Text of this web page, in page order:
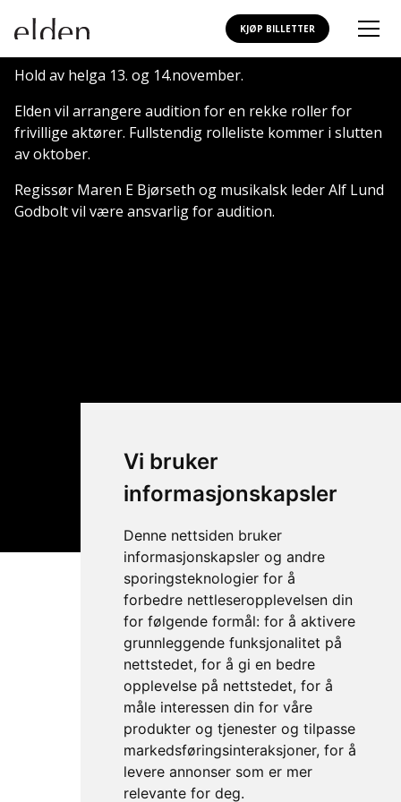
Vi bruker
informasjonskapsler
Denne nettsiden bruker
informasjonskapsler og andre
sporingsteknologier for å
forbedre nettleseropplevelsen din
for følgende formål: for å aktivere
grunnleggende funksjonalitet på
nettstedet, for å gi en bedre
opplevelse på nettstedet, for å
måle interessen din for våre
produkter og tjenester og tilpasse
markedsføringsinteraksjoner, for å
levere annonser som er mer
relevante for deg.
KJØP BILLETTER
Hold av helga 13. og 14.november.
Elden vil arrangere audition for en rekke roller for
frivillige aktører. Fullstendig rolleliste kommer i slutten
av oktober.
Regissør Maren E Bjørseth og musikalsk leder Alf Lund
Godbolt vil være ansvarlig for audition.
Elden 2026
22. juli – 1. august
Billettsalget er i gang.
KJØP BILLETTER